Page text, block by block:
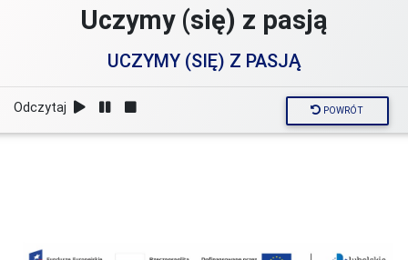
Uczymy (się) z pasją
UCZYMY (SIĘ) Z PASJĄ
Odczytaj POWRÓT